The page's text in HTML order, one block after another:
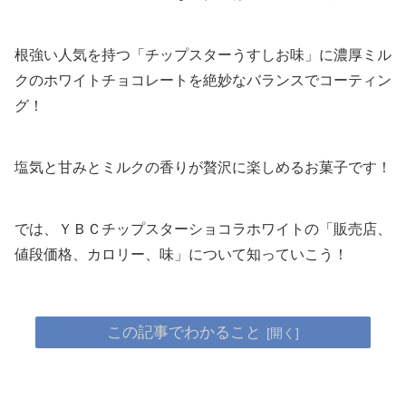
根強い人気を持つ「チップスターうすしお味」に濃厚ミル
クのホワイトチョコレートを絶妙なバランスでコーティン
グ！
塩気と甘みとミルクの香りが贅沢に楽しめるお菓子です！
では、ＹＢＣチップスターショコラホワイトの「販売店、
値段価格、カロリー、味」について知っていこう！
この記事でわかること